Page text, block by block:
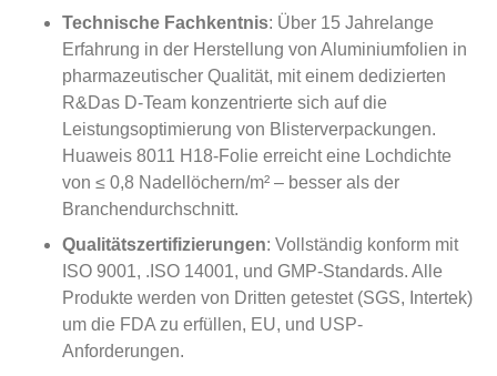
Technische Fachkentnis: Über 15 Jahrelange
Erfahrung in der Herstellung von Aluminiumfolien in
pharmazeutischer Qualität, mit einem dedizierten
R&Das D-Team konzentrierte sich auf die
Leistungsoptimierung von Blisterverpackungen.
Huaweis 8011 H18-Folie erreicht eine Lochdichte
von ≤ 0,8 Nadellöchern/m² – besser als der
Branchendurchschnitt.
Qualitätszertifizierungen: Vollständig konform mit
ISO 9001, .ISO 14001, und GMP-Standards. Alle
Produkte werden von Dritten getestet (SGS, Intertek)
um die FDA zu erfüllen, EU, und USP-
Anforderungen.